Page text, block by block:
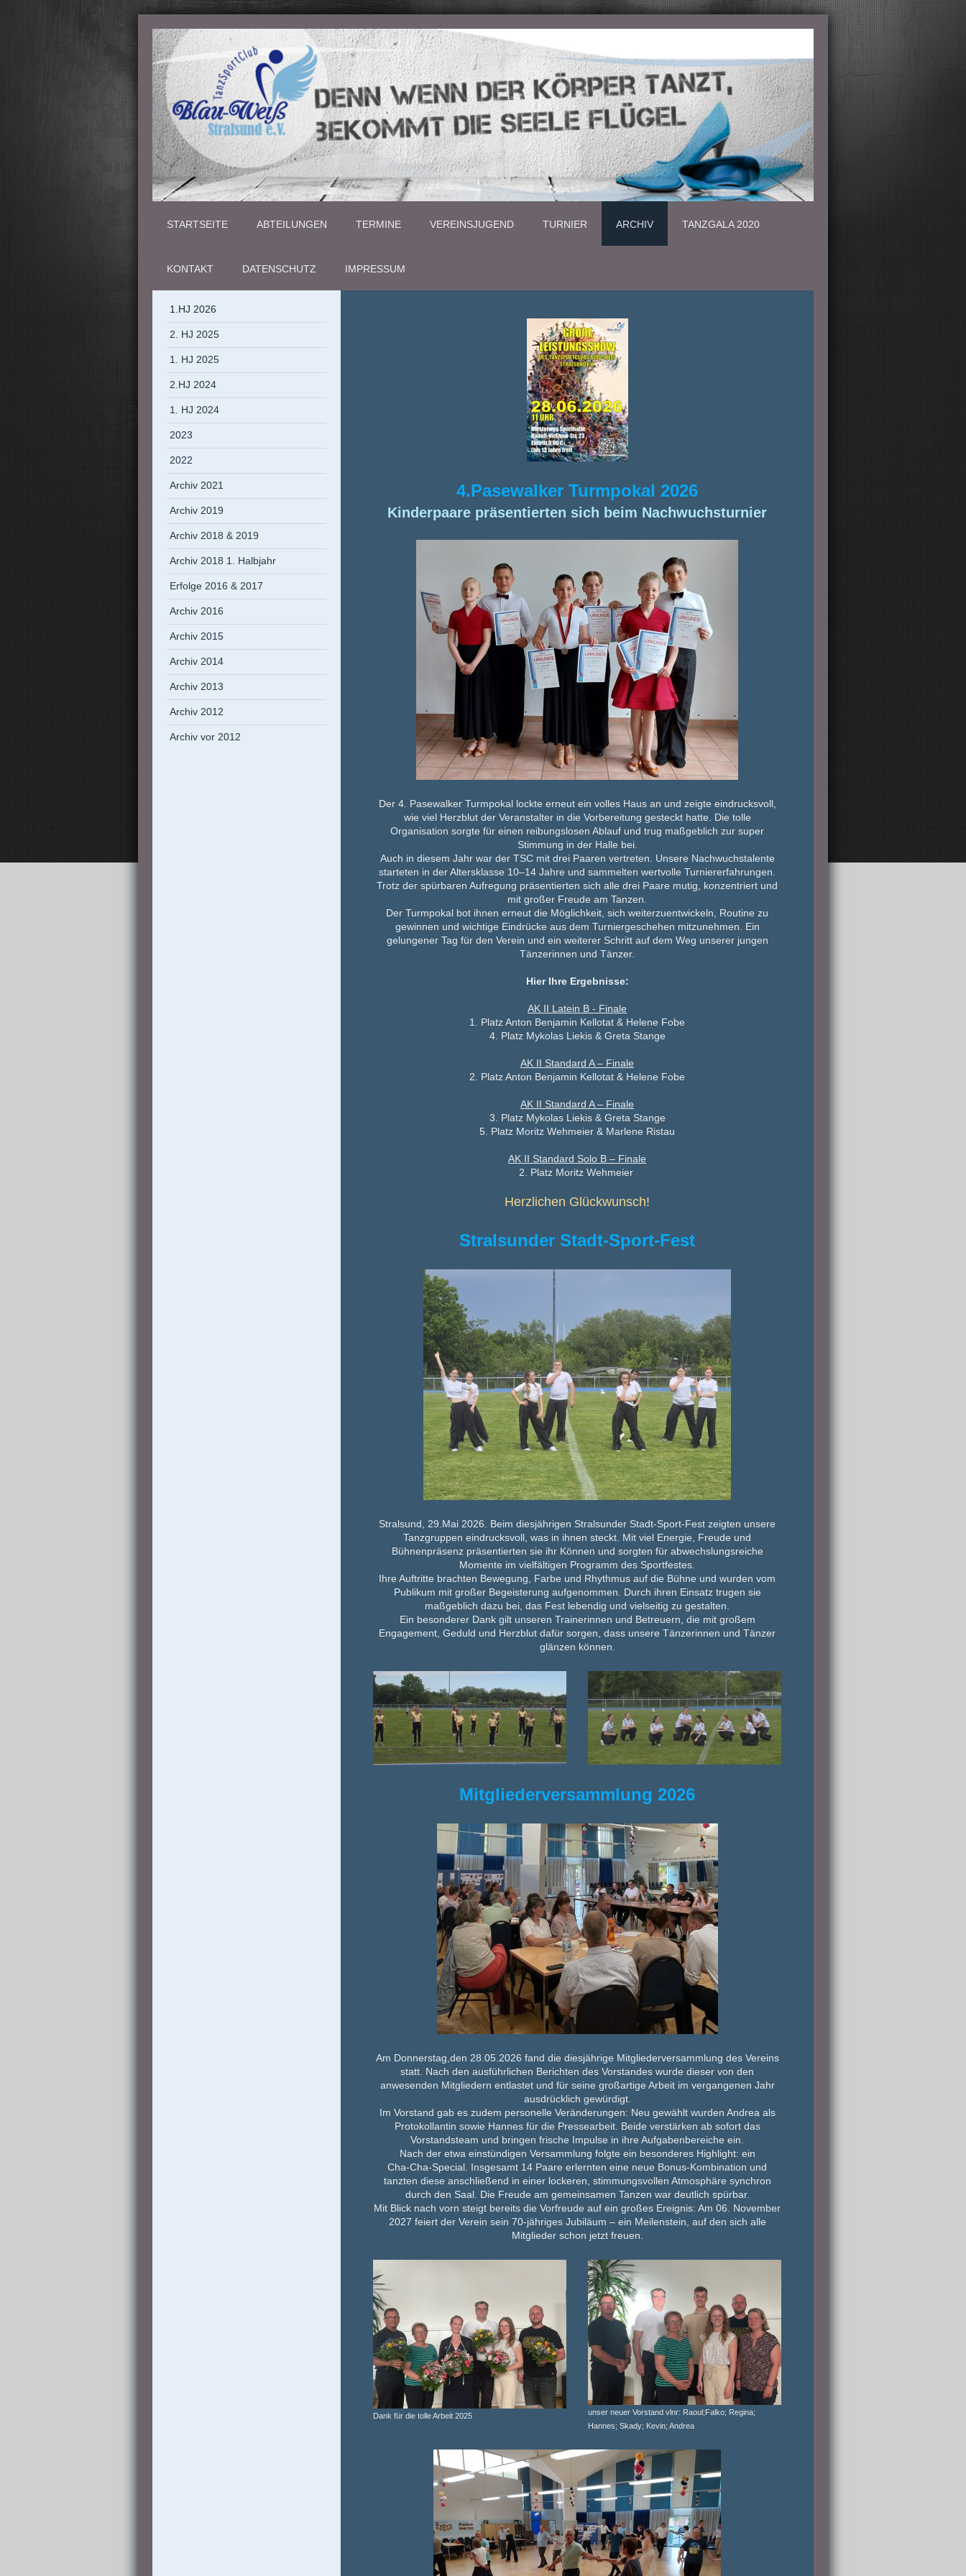
STARTSEITE ABTEILUNGEN TERMINE VEREINSJUGEND TURNIER ARCHIV TANZGALA 2020
KONTAKT DATENSCHUTZ IMPRESSUM
4.Pasewalker Turmpokal 2026
Kinderpaare präsentierten sich beim Nachwuchsturnier
Der 4. Pasewalker Turmpokallockte erneut ein volles Haus an und zeigte eindrucksvoll,
wie viel Herzblut der Veranstalter in die Vorbereitung gesteckt hatte. Die tolle
Organisation sorgte für einen reibungslosen Ablauf und trug maßgeblich zursuper
Stimmung in der Halle bei.
Auch in diesem Jahr war der TSCmit drei Paaren vertreten. Unsere Nachwuchstalente
starteten in derAltersklasse 10–14 Jahre und sammelten wertvolleTurniererfahrungen
Trotz der spürbaren Aufregung präsentierten sich alle drei Paare mutig, konzentriert und
mit großer Freude am Tanzen.
Der Turmpokal bot ihnen erneut die Möglichkeit, sich weiterzuentwickeln, Routine zu
gewinnen und wichtige Eindrücke aus dem Turniergeschehen mitzunehmen. Ein
gelungener Tag für den Verein und ein weiterer Schritt auf dem Weg unserer jungen
Tänzerinnen und Tänzer.
Hier Ihre Ergebnisse:
AK II Latein B - Finale
1. Platz Anton Benjamin Kellotat & Helene Fobe
4. Platz Mykolas Liekis & Greta Stange
AK II Standard A – Finale
2. Platz Anton Benjamin Kellotat & Helene Fobe
AK II Standard A – Finale
3. Platz Mykolas Liekis & Greta Stange
5. Platz Moritz Wehmeier & Marlene Ristau
AK II Standard Solo B – Finale
2. Platz Moritz Wehmeier
Herzlichen Glückwunsch!
Stralsunder Stadt-Sport-Fest
Stralsund, 29.Mai 2026. Beim diesjährigen Stralsunder Stadt-Sport-Fest zeigten unsere
Tanzgruppen eindrucksvoll, was in ihnen steckt. Mit viel Energie, Freude und
Bühnenpräsenz präsentierten sie ihr Können und sorgten für abwechslungsreiche
Momente im vielfältigen Programm des Sportfestes.
Ihre Auftritte brachten Bewegung, Farbe und Rhythmus auf die Bühne und wurden vom
Publikum mit großer Begeisterung aufgenommen. Durch ihren Einsatz trugen sie
maßgeblich dazu bei, das Fest lebendig und vielseitig zu gestalten.
Ein besonderer Dank gilt unseren Trainerinnen und Betreuern , die mit großem
Engagement, Geduld und Herzblut dafür sorgen, dass unsere Tänzerinnen und Tänzer
glänzen können.
Mitgliederversammlung 2026
Am Donnerstag,den 28.05.2026 fand die diesjährige Mitgliederversammlung des Vereins
statt. Nach den ausführlichen Berichten des Vorstandes wurde dieser von den
anwesenden Mitgliedern entlastetund für seine großartige Arbeitim vergangenen Jahr
ausdrücklich gewürdigt.
Im Vorstand gab es zudem personelle Veränderungen: Neu gewählt wurden Andrea als
Protokollantin sowie Hannesfür die Pressearbeit. Beide verstärken ab sofort das
Vorstandsteam und bringen frische Impulse in ihre Aufgabenbereiche ein.
Nach der etwa einstündigen Versammlung folgte ein besonderes Highlight: ein
Cha‑Cha‑Special . Insgesamt 14 Paare erlernten eine neue Bonus‑Kombination und
tanzten diese anschließend in einer lockeren, stimmungsvollen Atmosphäre synchron
durch den Saal. Die Freude am gemeinsamen Tanzen war deutlich spürbar.
Mit Blick nach vorn steigt bereits die Vorfreude auf ein großes Ereignis: Am06. November
2027 feiert der Verein sein 70‑jähriges Jubiläum – ein Meilenstein, auf den sich alle
Mitglieder schon jetzt freuen.
Dank für die tolle Arbeit 2025
unser neuer Vorstand vlnr: Raoul;Falko; Regina;
Hannes; Skady; Kevin; Andrea
1.HJ 2026
2. HJ 2025
1. HJ 2025
2.HJ 2024
1. HJ 2024
2023
2022
Archiv 2021
Archiv 2019
Archiv 2018 & 2019
Archiv 2018 1. Halbjahr
Erfolge 2016 & 2017
Archiv 2016
Archiv 2015
Archiv 2014
Archiv 2013
Archiv 2012
Archiv vor 2012